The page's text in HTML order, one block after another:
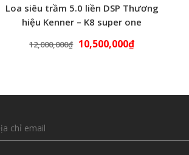
Loa siêu trầm 5.0 liền DSP Thương
hiệu Kenner – K8 super one
12,000,000₫ 10,500,000₫